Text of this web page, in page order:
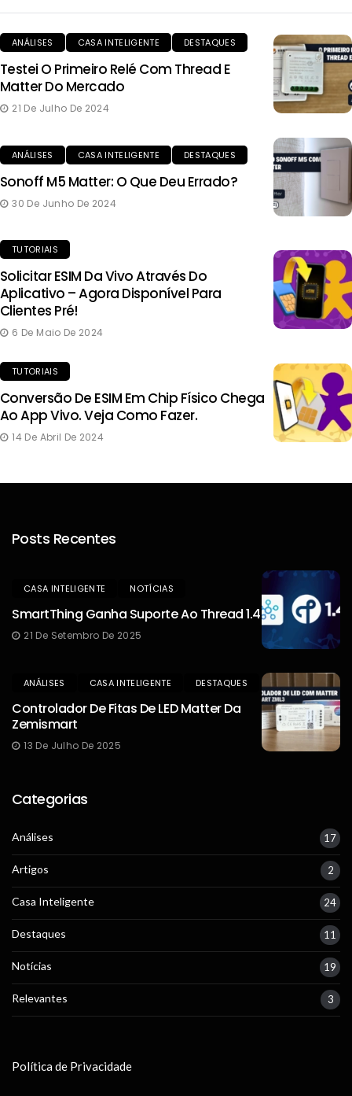
ANÁLISES CASA INTELIGENTE DESTAQUES
Testei O Primeiro Relé Com Thread E
Matter Do Mercado
21 De Julho De 2024
ANÁLISES CASA INTELIGENTE DESTAQUES
Sonoff M5 Matter: O Que Deu Errado?
30 De Junho De 2024
TUTORIAIS
Solicitar ESIM Da Vivo Através Do
Aplicativo – Agora Disponível Para
Clientes Pré!
6 De Maio De 2024
TUTORIAIS
Conversão De ESIM Em Chip Físico Chega
Ao App Vivo. Veja Como Fazer.
14 De Abril De 2024
Posts Recentes
CASA INTELIGENTE NOTÍCIAS
SmartThing Ganha Suporte Ao Thread 1.4
21 De Setembro De 2025
ANÁLISES CASA INTELIGENTE DESTAQUES
Controlador De Fitas De LED Matter Da
Zemismart
13 De Julho De 2025
Categorias
Análises 17
Artigos 2
Casa Inteligente 24
Destaques 11
Notícias 19
Relevantes 3
Política de Privacidade